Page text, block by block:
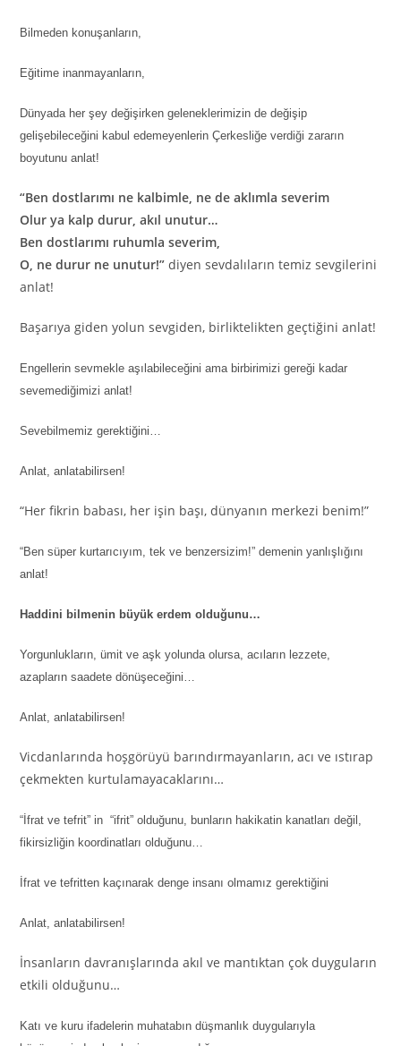
Bilmeden konuşanların,
Eğitime inanmayanların,
Dünyada her şey değişirken geleneklerimizin de değişip
gelişebileceğini kabul edemeyenlerin Çerkesliğe verdiği zararın
boyutunu anlat!
“Ben dostlarımı ne kalbimle, ne de aklımla severim
Olur ya kalp durur, akıl unutur…
Ben dostlarımı ruhumla severim,
O, ne durur ne unutur!” diyen sevdalıların temiz sevgilerini
anlat!
Başarıya giden yolun sevgiden, birliktelikten geçtiğini anlat!
Engellerin sevmekle aşılabileceğini ama birbirimizi gereği kadar
sevemediğimizi anlat!
Sevebilmemiz gerektiğini…
Anlat, anlatabilirsen!
“Her fikrin babası, her işin başı, dünyanın merkezi benim!”
“Ben süper kurtarıcıyım, tek ve benzersizim!” demenin yanlışlığını
anlat!
Haddini bilmenin büyük erdem olduğunu…
Yorgunlukların, ümit ve aşk yolunda olursa, acıların lezzete,
azapların saadete dönüşeceğini…
Anlat, anlatabilirsen!
Vicdanlarında hoşgörüyü barındırmayanların, acı ve ıstırap
çekmekten kurtulamayacaklarını…
“İfrat ve tefrit” in “ifrit” olduğunu, bunların hakikatin kanatları değil,
fikirsizliğin koordinatları olduğunu…
İfrat ve tefritten kaçınarak denge insanı olmamız gerektiğini
Anlat, anlatabilirsen!
İnsanların davranışlarında akıl ve mantıktan çok duyguların
etkili olduğunu…
Katı ve kuru ifadelerin muhatabın düşmanlık duygularıyla